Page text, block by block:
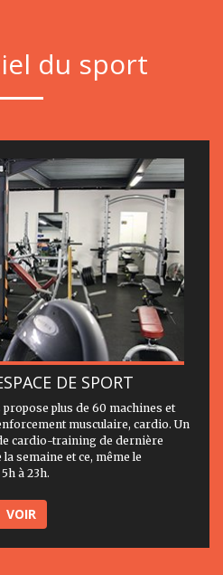
du sport
DE SPORT
plus de 60 machines et
musculaire, cardio. Un
cardio-training de dernière
semaine et ce, même le
à 23h.
VOIR